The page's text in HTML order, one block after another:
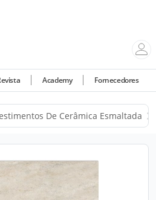
Academy Fornecedores
De Cerâmica Esmaltada